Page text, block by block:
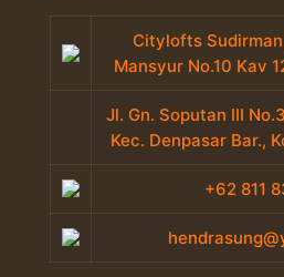
Citylofts
Mansyur No.10 Kav
Jl. Gn. Soputan III
Kec. Denpasar Bar.,
+62 811